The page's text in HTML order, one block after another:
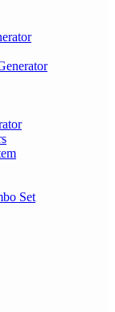
Set